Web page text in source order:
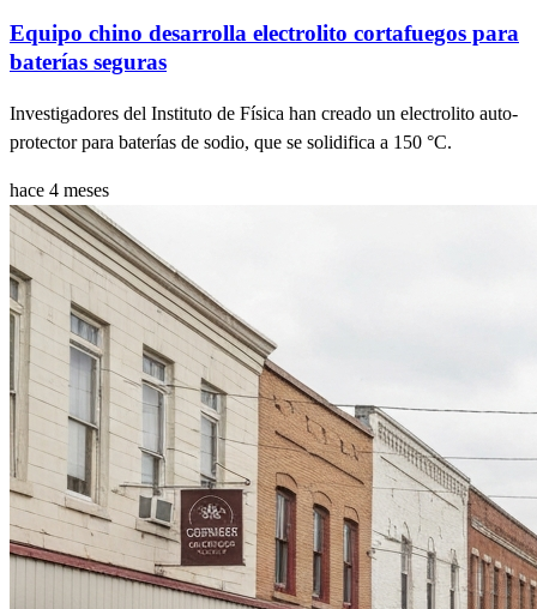
Equipo chino desarrolla electrolito cortafuegos para
baterías seguras
Investigadores del Instituto de Física han creado un electrolito auto-
protector para baterías de sodio, que se solidifica a 150 °C.
hace 4 meses